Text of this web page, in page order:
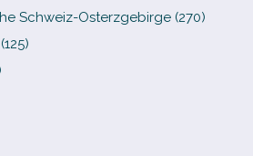
Schweiz-​Osterzgebirge (270)